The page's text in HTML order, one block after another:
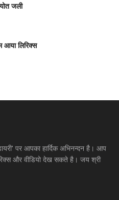
जली
आया लिरिक्स
पर आपका हार्दिक अभिनन्दन है। आप
और वीडियो देख सकते है। जय श्री